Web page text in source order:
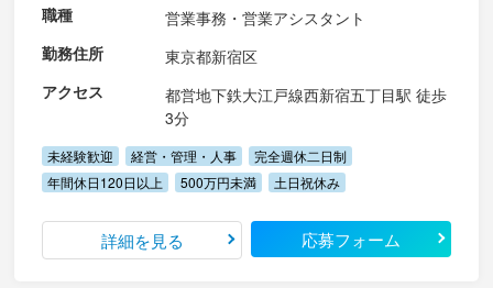
職種
営業事務・営業アシスタント
勤務住所
東京都新宿区
アクセス
都営地下鉄大江戸線西新宿五丁目駅 徒歩
3分
未経験歓迎 経営・管理・人事
完全週休二日制
年間休日120日以上
500万円未満 土日祝休み
詳細を見る 応募フォーム